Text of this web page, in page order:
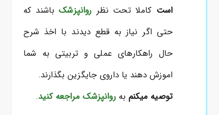
است کاملا تحت نظر روانپزشکباشند که
حتی اگر نیاز به قطع دیدند با اخذ شرح
حال راهکارهای عملی و تربیتی به شما
اموزش دهند یا داروی جایگزین بگذارند.
توصیه میکنم بهروانپزشک مراجعه کنید.